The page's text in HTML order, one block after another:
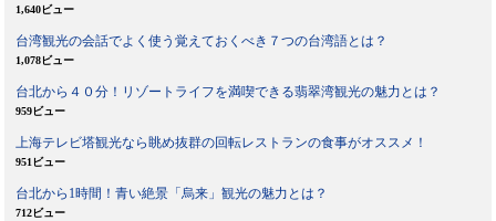
1,640ビュー
台湾観光の会話でよく使う覚えておくべき７つの台湾語とは？
1,078ビュー
台北から４０分！リゾートライフを満喫できる翡翠湾観光の魅力とは？
959ビュー
上海テレビ塔観光なら眺め抜群の回転レストランの食事がオススメ！
951ビュー
台北から1時間！青い絶景「烏来」観光の魅力とは？
712ビュー